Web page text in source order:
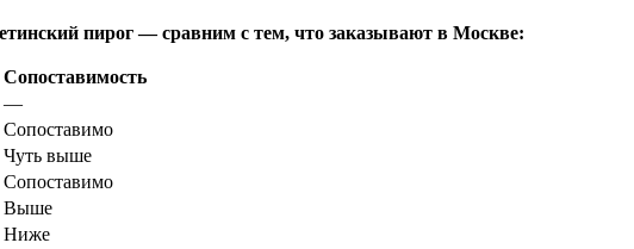
пирог — сравним с тем, что заказывают в Москве:
Сопоставимость
—
Сопоставимо
Чуть выше
Сопоставимо
Выше
Ниже